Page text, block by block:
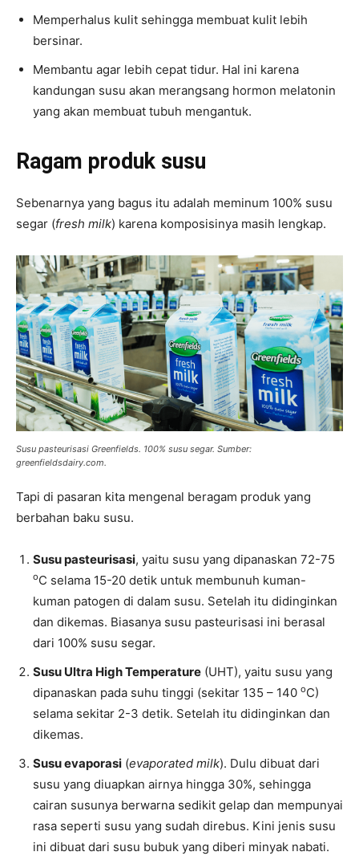
Memperhalus kulit sehingga membuat kulit lebih
bersinar.
Membantu agar lebih cepat tidur. Hal ini karena
kandungan susu akan merangsang hormon melatonin
yang akan membuat tubuh mengantuk.
Ragam produk susu
Sebenarnya yang bagus itu adalah meminum 100% susu
segar (fresh milk) karena komposisinya masih lengkap.
Susu pasteurisasi Greenfields. 100% susu segar. Sumber:
greenfieldsdairy.com.
Tapi di pasaran kita mengenal beragam produk yang
berbahan baku susu.
Susu pasteurisasi, yaitu susu yang dipanaskan 72-75
oC selama 15-20 detik untuk membunuh kuman-
kuman patogen di dalam susu. Setelah itu didinginkan
dan dikemas. Biasanya susu pasteurisasi ini berasal
dari 100% susu segar.
Susu Ultra High Temperature (UHT), yaitu susu yang
dipanaskan pada suhu tinggi (sekitar 135 – 140 oC)
selama sekitar 2-3 detik. Setelah itu didinginkan dan
dikemas.
Susu evaporasi (evaporated milk). Dulu dibuat dari
susu yang diuapkan airnya hingga 30%, sehingga
cairan susunya berwarna sedikit gelap dan mempunyai
rasa seperti susu yang sudah direbus. Kini jenis susu
ini dibuat dari susu bubuk yang diberi minyak nabati.